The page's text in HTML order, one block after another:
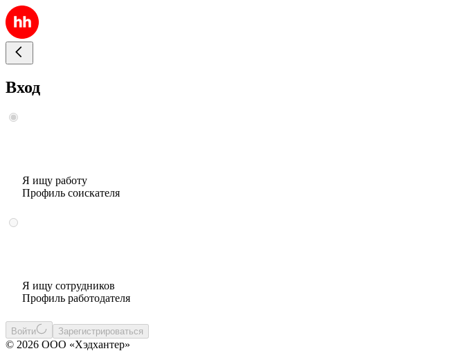
Вход
Я ищу работу
Профиль соискателя
Я ищу сотрудников
Профиль работодателя
Войти Зарегистрироваться
© 2026 ООО «Хэдхантер»